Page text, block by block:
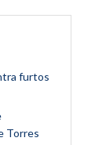
furtos
Torres